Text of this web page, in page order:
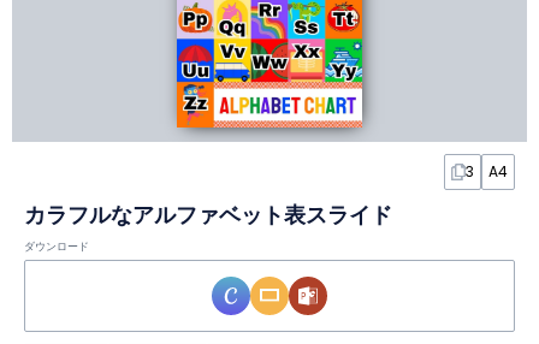
3 A4
カラフルなアルファベット表スライド
ダウンロード